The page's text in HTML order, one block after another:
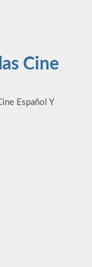
Cine
Español Y